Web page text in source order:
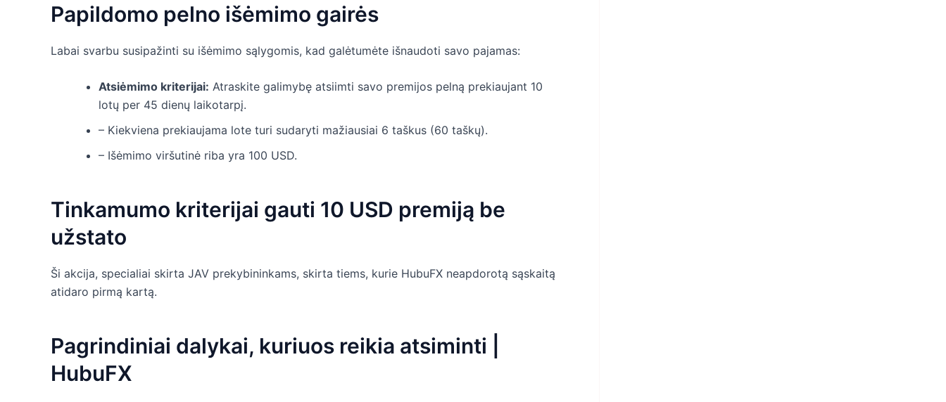
Papildomo pelno išėmimo gairės
Labai svarbu susipažinti su išėmimo sąlygomis, kad galėtumėte išnaudoti savo pajamas:
Atsiėmimo kriterijai: Atraskite galimybę atsiimti savo premijos pelną prekiaujant 10
lotų per 45 dienų laikotarpį.
– Kiekviena prekiaujama lote turi sudaryti mažiausiai 6 taškus (60 taškų).
– Išėmimo viršutinė riba yra 100 USD.
Tinkamumo kriterijai gauti 10 USD premiją be
užstato
Ši akcija, specialiai skirta JAV prekybininkams, skirta tiems, kurie HubuFX neapdorotą sąskaitą
atidaro pirmą kartą.
Pagrindiniai dalykai, kuriuos reikia atsiminti |
HubuFX